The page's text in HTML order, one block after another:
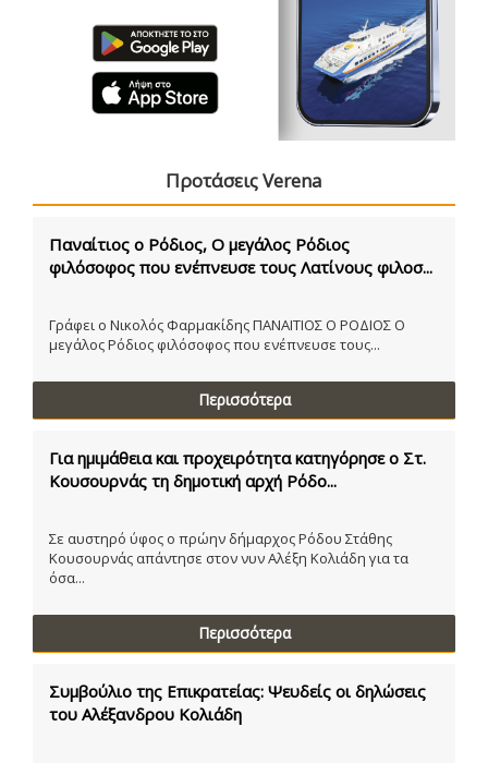
Προτάσεις Verena
Παναίτιος ο Ρόδιος, Ο μεγάλος Ρόδιος
φιλόσοφος που ενέπνευσε τους Λατίνους φιλοσ...
Γράφει ο Νικολός Φαρμακίδης ΠΑΝΑΙΤΙΟΣ Ο ΡΟΔΙΟΣ Ο
μεγάλος Ρόδιος φιλόσοφος που ενέπνευσε τους...
Περισσότερα
Για ημιμάθεια και προχειρότητα κατηγόρησε ο Στ.
Κουσουρνάς τη δημοτική αρχή Ρόδο...
Σε αυστηρό ύφος ο πρώην δήμαρχος Ρόδου Στάθης
Κουσουρνάς απάντησε στον νυν Αλέξη Κολιάδη για τα
όσα...
Περισσότερα
Συμβούλιο της Επικρατείας: Ψευδείς οι δηλώσεις
του Αλέξανδρου Κολιάδη